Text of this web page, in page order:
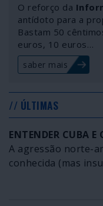
O reforço da
antídoto para a
Bastam 50
euros, 10 euros…
saber mais
// ÚLTIMAS
ENTENDER CUBA E
A agressão norte-
conhecida (mas